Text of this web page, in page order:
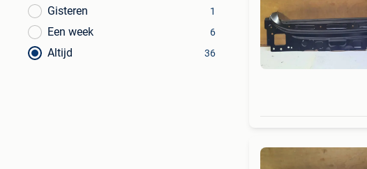
Gisteren 1
Een week 6
Altijd 36